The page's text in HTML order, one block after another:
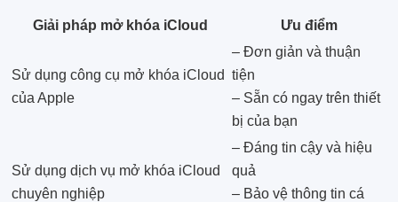
Giải pháp mở khóa iCloud Ưu điểm
Sử dụng công cụ mở khóa iCloud
của Apple
– Đơn giản và thuận
tiện
– Sẵn có ngay trên thiết
bị của bạn
Sử dụng dịch vụ mở khóa iCloud
chuyên nghiệp
– Đáng tin cậy và hiệu
quả
– Bảo vệ thông tin cá